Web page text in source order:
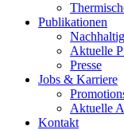
Publikationen
Aktuelle
Presse
Jobs & Karriere
Aktuelle
Kontakt